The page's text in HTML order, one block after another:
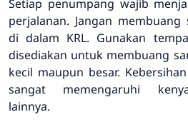
Setiap penumpang wajib
perjalanan. Jangan
di dalam KRL. Gunakan
disediakan untuk membuang
kecil maupun besar.
sangat memengaruhi
lainnya.